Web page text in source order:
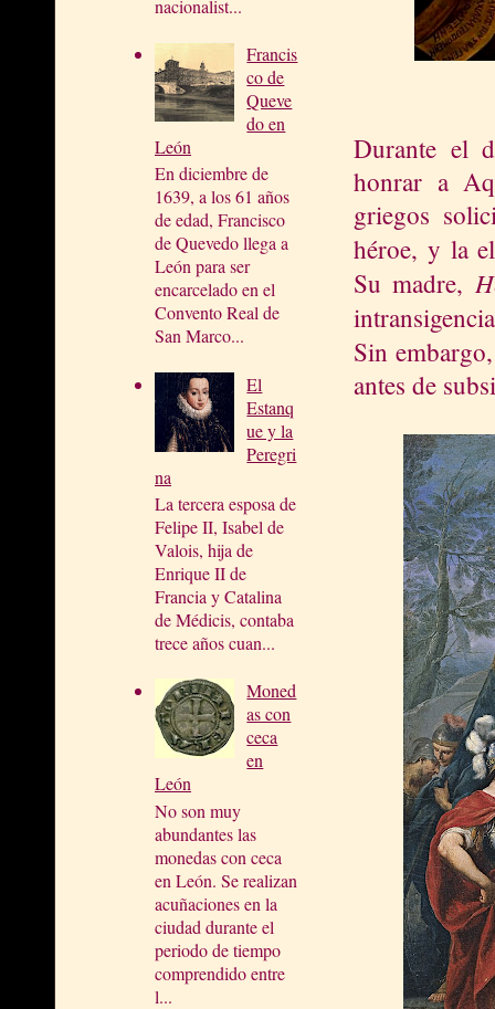
nacionalist...
Francis
co de
Queve
do en
León
En diciembre de
1639, a los 61 años
de edad, Francisco
de Quevedo llega a
León para ser
encarcelado en el
Convento Real de
San Marco...
El
Estanq
ue y la
Peregri
na
La tercera esposa de
Felipe II, Isabel de
Valois, hija de
Enrique II de
Francia y Catalina
de Médicis, contaba
trece años cuan...
Moned
as con
ceca
en
León
No son muy
abundantes las
monedas con ceca
en León. Se realizan
acuñaciones en la
ciudad durante el
periodo de tiempo
comprendido entre
l...
Durante el
honrar a
griegos
héroe, y la
Su madre,
Sin
antes de